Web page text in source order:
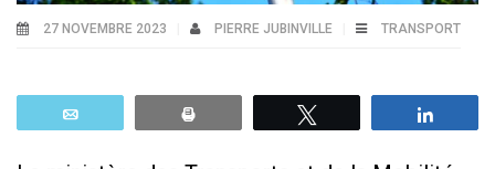
27 NOVEMBRE 2023 PIERRE JUBINVILLE TRANSPORT